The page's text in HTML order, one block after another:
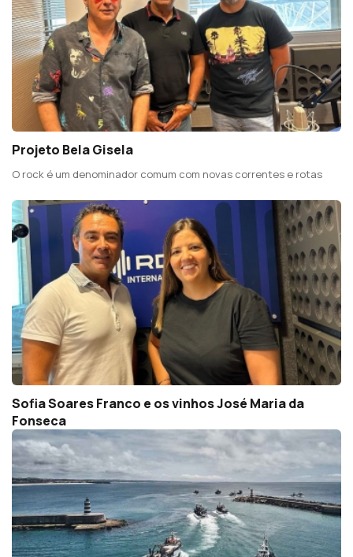
Projeto Bela Gisela
O rock é um denominador comum com novas correntes e rotas
Sofia Soares Franco e os vinhos José Maria da
Fonseca